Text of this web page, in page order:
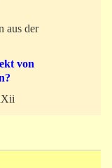
aus der
von